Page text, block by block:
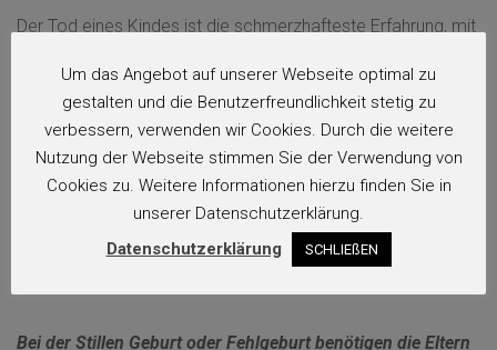
Der Tod eines Kindes ist die schmerzhafteste Erfahrung, mit
Eine Trauerfeier ist ein wesentlicher Bestandteil der
Trauerarbeit, um diesen Schicksalsschlag bewältigen zu
können.
Bei der Stillen Geburt oder Fehlgeburt benötigen die Eltern
Um das Angebot auf unserer Webseite optimal zu
gestalten und die Benutzerfreundlichkeit stetig zu
verbessern, verwenden wir Cookies. Durch die weitere
Nutzung der Webseite stimmen Sie der Verwendung von
Cookies zu. Weitere Informationen hierzu finden Sie in
unserer Datenschutzerklärung.
Datenschutzerklärung
SCHLIEßEN